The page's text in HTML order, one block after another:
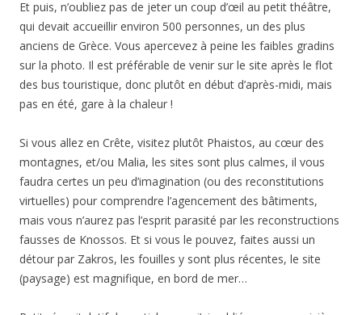
Et puis, n’oubliez pas de jeter un coup d’œil au petit théâtre,
qui devait accueillir environ 500 personnes, un des plus
anciens de Grèce. Vous apercevez à peine les faibles gradins
sur la photo. Il est préférable de venir sur le site après le flot
des bus touristique, donc plutôt en début d’après-midi, mais
pas en été, gare à la chaleur !
Si vous allez en Crête, visitez plutôt Phaistos, au cœur des
montagnes, et/ou Malia, les sites sont plus calmes, il vous
faudra certes un peu d’imagination (ou des reconstitutions
virtuelles) pour comprendre l’agencement des bâtiments,
mais vous n’aurez pas l’esprit parasité par les reconstructions
fausses de Knossos. Et si vous le pouvez, faites aussi un
détour par Zakros, les fouilles y sont plus récentes, le site
(paysage) est magnifique, en bord de mer…